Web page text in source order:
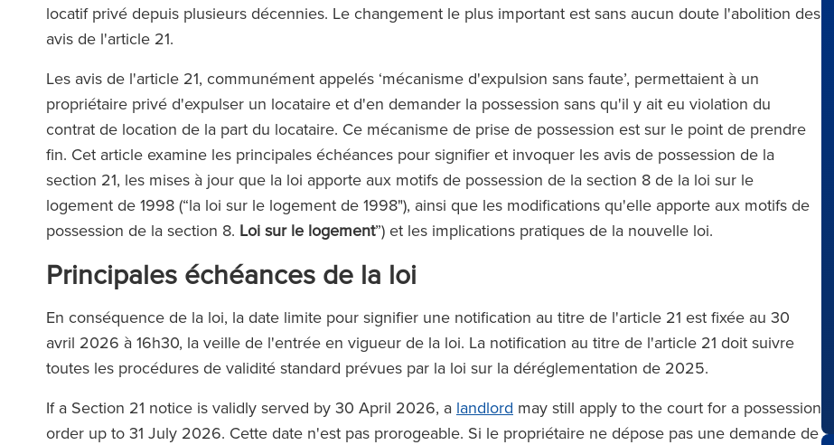
locatif privé depuis plusieurs décennies. Le changement le plus important est sans aucun doute l'abolition des
avis de l'article 21.
Les avis de l'article 21, communément appelés ‘mécanisme d'expulsion sans faute’, permettaient à un
propriétaire privé d'expulser un locataire et d'en demander la possession sans qu'il y ait eu violation du
contrat de location de la part du locataire. Ce mécanisme de prise de possession est sur le point de prendre
fin. Cet article examine les principales échéances pour signifier et invoquer les avis de possession de la
section 21, les mises à jour que la loi apporte aux motifs de possession de la section 8 de la loi sur le
logement de 1998 (“la loi sur le logement de 1998"), ainsi que les modifications qu'elle apporte aux motifs de
possession de la section 8. Loi sur le logement”) et les implications pratiques de la nouvelle loi.
Principales échéances de la loi
En conséquence de la loi, la date limite pour signifier une notification au titre de l'article 21 est fixée au 30
avril 2026 à 16h30, la veille de l'entrée en vigueur de la loi. La notification au titre de l'article 21 doit suivre
toutes les procédures de validité standard prévues par la loi sur la déréglementation de 2025.
If a Section 21 notice is validly served by 30 April 2026, a landlord may still apply to the court for a possession
order up to 31 July 2026. Cette date n'est pas prorogeable. Si le propriétaire ne dépose pas une demande de